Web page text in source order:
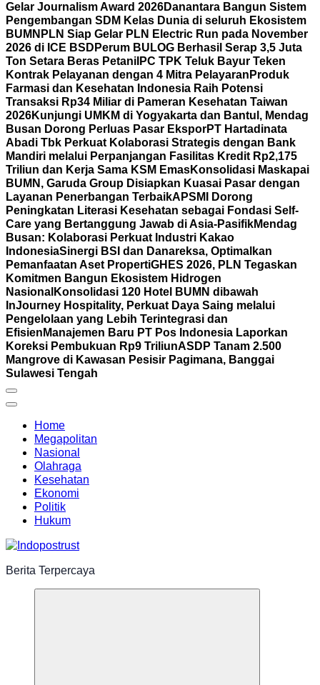
Gelar Journalism Award 2026Danantara Bangun Sistem
Pengembangan SDM Kelas Dunia di seluruh Ekosistem
BUMN PLN Siap Gelar PLN Electric Run pada November
2026 di ICE BSD Perum BULOG Berhasil Serap 3,5 Juta
Ton Setara Beras Petani IPC TPK Teluk Bayur Teken
Kontrak Pelayanan dengan 4 Mitra Pelayaran Produk
Farmasi dan Kesehatan Indonesia Raih Potensi
Transaksi Rp34 Miliar di Pameran Kesehatan Taiwan
2026Kunjungi UMKM di Yogyakarta dan Bantul, Mendag
Busan Dorong Perluas Pasar EksporPT Hartadinata
Abadi Tbk Perkuat Kolaborasi Strategis dengan Bank
Mandiri melalui Perpanjangan Fasilitas Kredit Rp2,175
Triliun dan Kerja Sama KSM EmasKonsolidasi Maskapai
BUMN, Garuda Group Disiapkan Kuasai Pasar dengan
Layanan Penerbangan TerbaikAPSMI Dorong
Peningkatan Literasi Kesehatan sebagai Fondasi Self-
Care yang Bertanggung Jawab di Asia-PasifikMendag
Busan: Kolaborasi Perkuat Industri Kakao
IndonesiaSinergi BSI dan Danareksa, Optimalkan
Pemanfaatan Aset PropertiGHES 2026, PLN Tegaskan
Komitmen Bangun Ekosistem Hidrogen
Nasional Konsolidasi 120 Hotel BUMN dibawah
InJourney Hospitality, Perkuat Daya Saing melalui
Pengelolaan yang Lebih Terintegrasi dan
Efisien Manajemen Baru PT Pos Indonesia Laporkan
Koreksi Pembukuan Rp9 TriliunASDP Tanam 2.500
Mangrove di Kawasan Pesisir Pagimana, Banggai
Sulawesi Tengah
Home
Megapolitan
Nasional
Olahraga
Kesehatan
Ekonomi
Politik
Hukum
Berita Terpercaya